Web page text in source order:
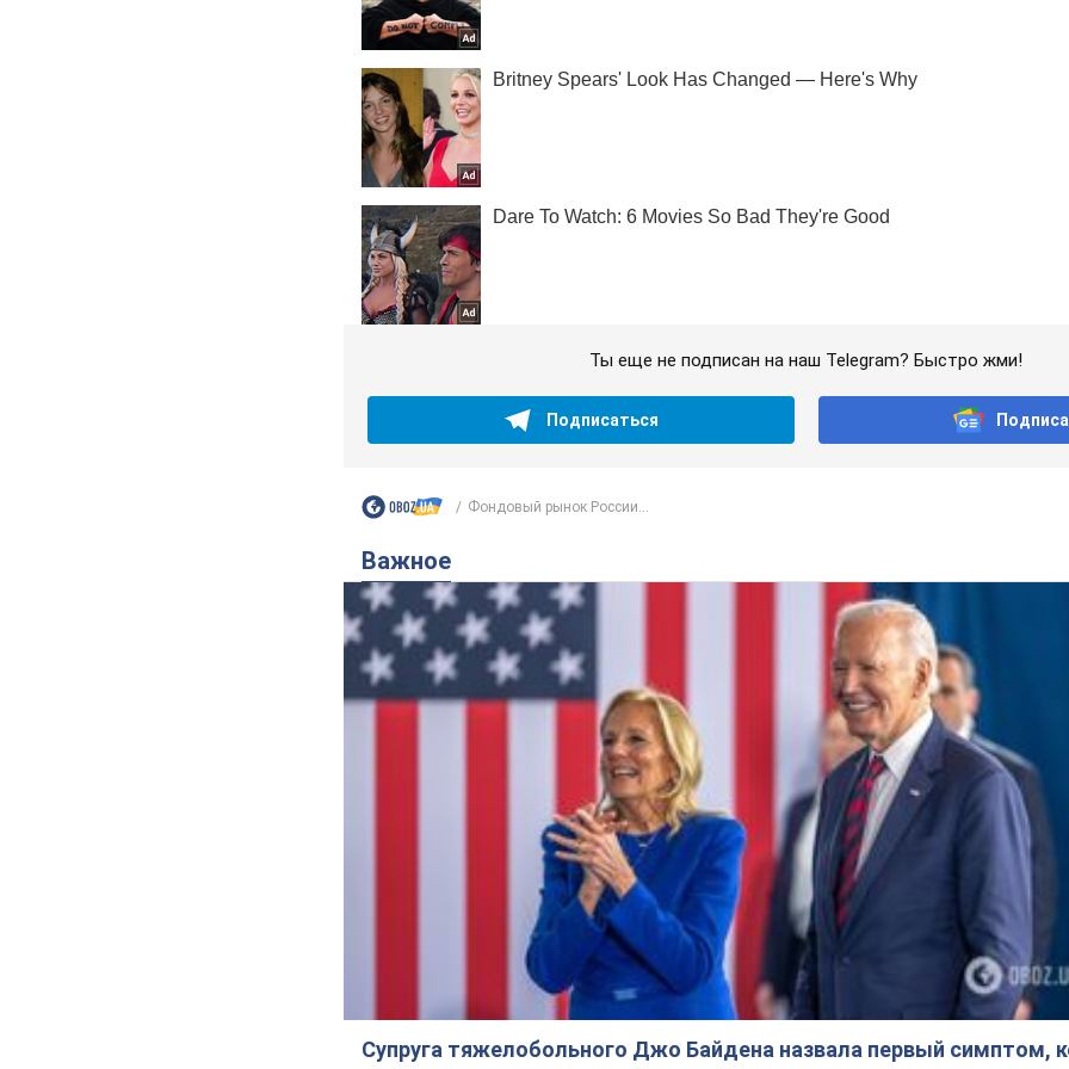
Ты еще не подписан на наш Telegram? Быстро жми!
Подписаться
Фондовый рынок России...
Важное
Супруга тяжелобольного Джо Байдена назвала первый симптом,